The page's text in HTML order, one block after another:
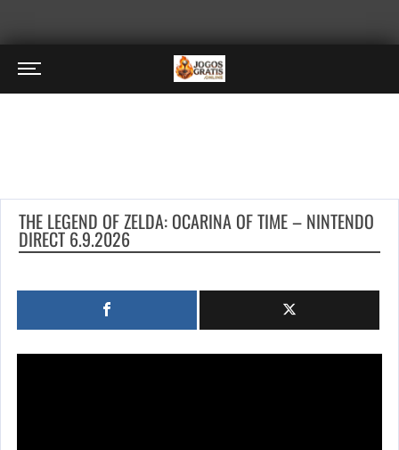
THE LEGEND OF ZELDA: OCARINA OF TIME – NINTENDO
DIRECT 6.9.2026